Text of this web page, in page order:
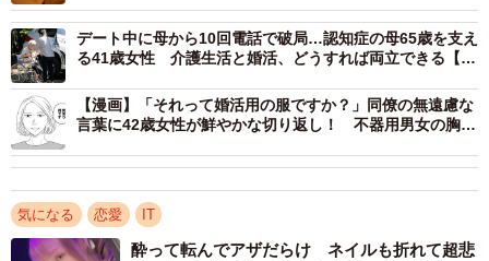
デート中に母から10回電話で破局…認知症の母65歳を支え
る41歳女性 介護生活と婚活、どうすれば両立できる【社
【漫画】「それって婚活用の服ですか？」同僚の無遠慮な
言葉に42歳女性が鮮やかな切り返し！ 不器用男女の胸キ
気になる 恋愛 IT
酔って転んでアザだらけ ネイルも折れて超悲